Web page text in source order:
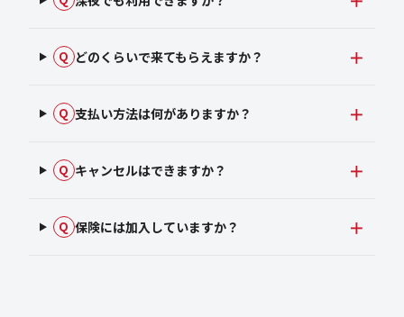
Q どのくらいで来てもらえますか？
Q 支払い方法は何がありますか？
Q キャンセルはできますか？
Q 保険には加入していますか？